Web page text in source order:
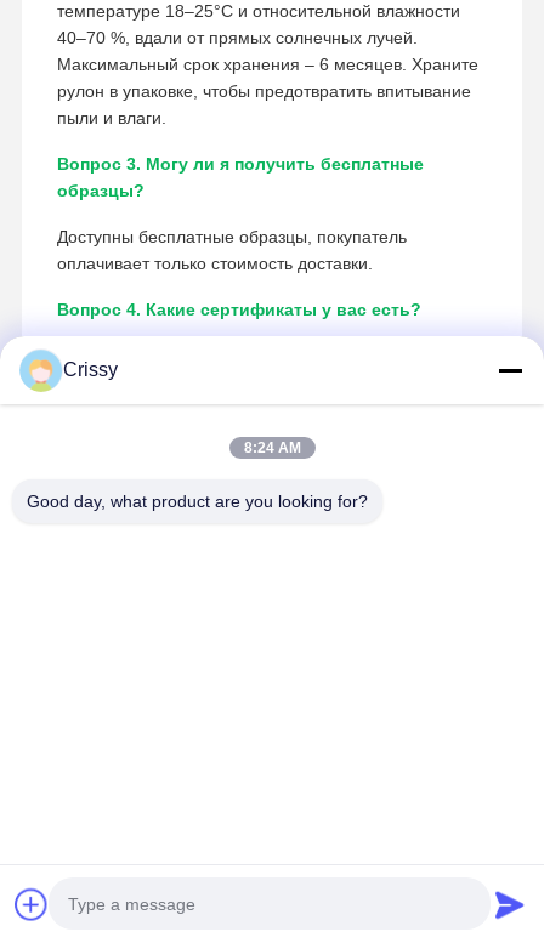
температуре 18–25°C и относительной влажности
40–70 %, вдали от прямых солнечных лучей.
Максимальный срок хранения – 6 месяцев. Храните
рулон в упаковке, чтобы предотвратить впитывание
пыли и влаги.
Вопрос 3. Могу ли я получить бесплатные
образцы?
Доступны бесплатные образцы, покупатель
оплачивает только стоимость доставки.
Вопрос 4. Какие сертификаты у вас есть?
ИСО 14001:2015.
Контактная Информация
Crissy
8:24 AM
Good day, what product are you looking for?